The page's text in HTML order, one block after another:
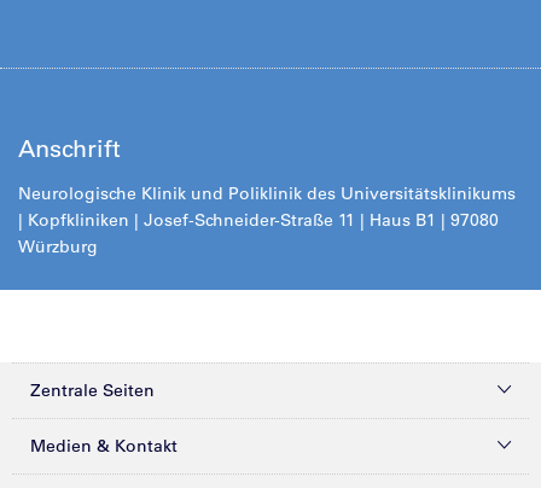
Anschrift
Neurologische Klinik und Poliklinik des Universitätsklinikums
| Kopfkliniken | Josef-Schneider-Straße 11 | Haus B1 | 97080
Würzburg
Zentrale Seiten
Kliniken & Zentren
Medien & Kontakt